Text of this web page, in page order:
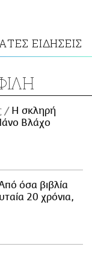
ΕΙΔΗΣΕΙΣ
H σκληρή
Βλάχο
όσα βιβλία
20 χρόνια,